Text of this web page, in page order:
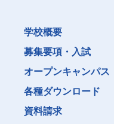
学校概要
募集要項・入試
オープンキャンパス
各種ダウンロード
資料請求